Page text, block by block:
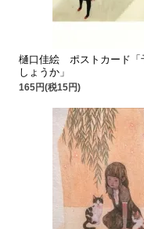
樋口佳絵 ポストカード「
しょうか」
165円(税15円)